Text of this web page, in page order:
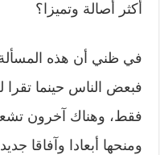
أكثر أصالة وتميزا؟
في ظني أن هذه
فبعض الناس حينما تقرا
فقط، وهناك آخرون
ومنحها أبعادا وآفاقا